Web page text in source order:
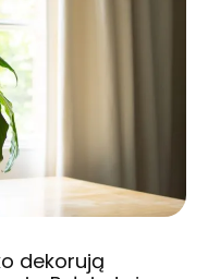
dekorują